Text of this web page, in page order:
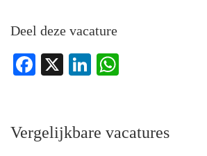
Deel deze vacature
Facebook
X LinkedIn
Vergelijkbare vacatures